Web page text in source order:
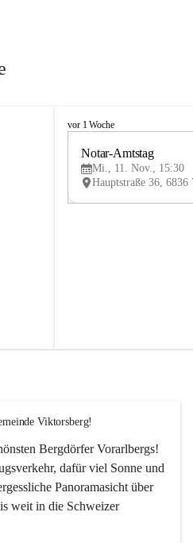
V
vor 1 Woche
Notar-Amtstag
Mi., 11. Nov., 15:30
Viktorsberg!
Bergdörfer Vorarlbergs!
dafür viel Sonne und
Panoramasicht über
weit in die Schweizer